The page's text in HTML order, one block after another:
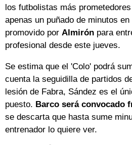
los futbolistas más
apenas un puñado de minutos
promovido por Almirón para
profesional desde este jueves.
Se estima que el 'Colo' podrá
cuenta la seguidilla de partidos
lesión de Fabra, Sández es el
puesto. Barco será convocado
se descarta que hasta sume
entrenador lo quiere ver.